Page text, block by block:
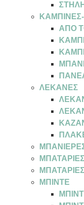
ΑΠΟ
ΛΕΚΑΝΕΣ
ΜΠΙΝΤΕ